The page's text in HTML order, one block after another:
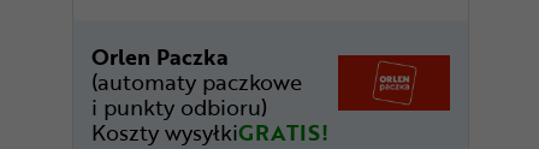
Orlen Paczka
(automaty paczkowe
i punkty odbioru)
Koszty wysyłkiGRATIS!